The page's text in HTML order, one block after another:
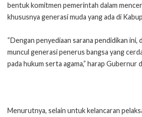
bentuk komitmen pemerintah dalam
khususnya generasi muda yang ada di
“Dengan penyediaan sarana pendidikan ini,
muncul generasi penerus bangsa yang
pada hukum serta agama,” harap Gubernur
Menurutnya, selain untuk kelancaran